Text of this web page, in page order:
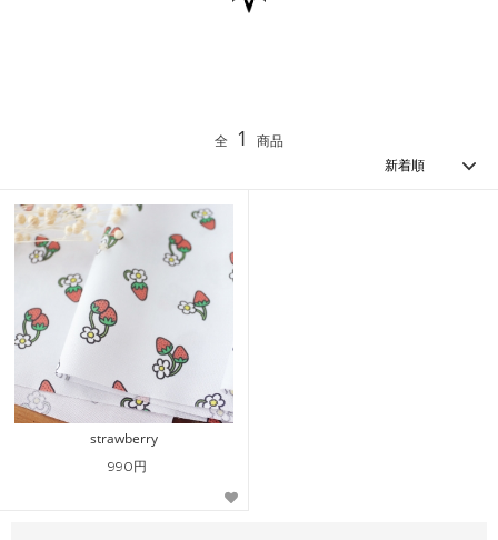
全 1 商品
strawberry
990円